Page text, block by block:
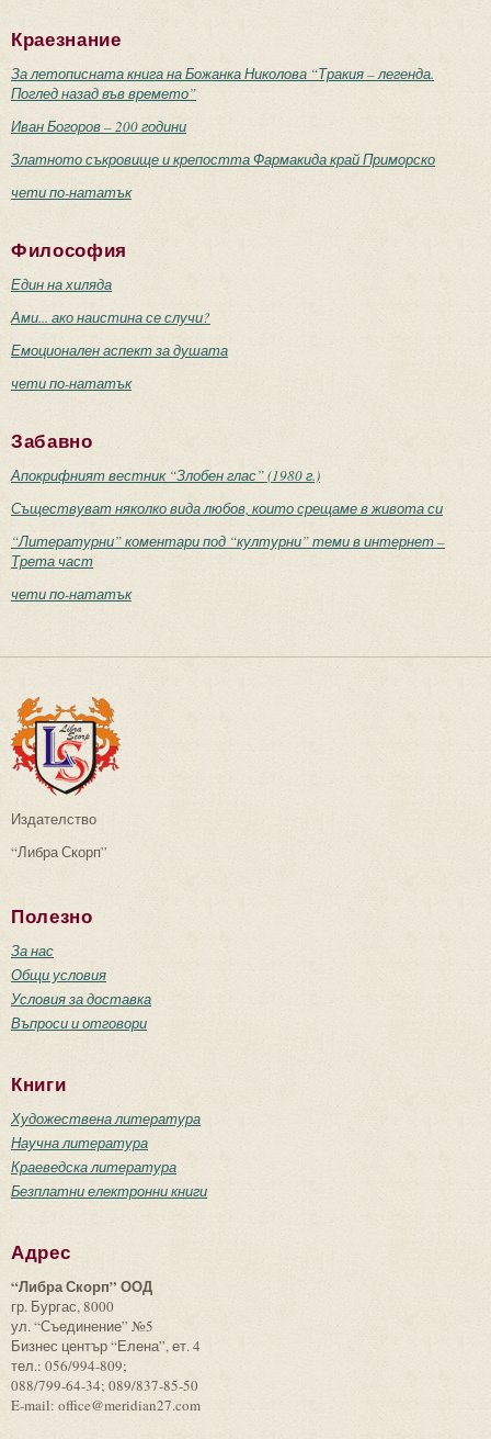
Краезнание
За летописната книга на Божанка Николова “Тракия – легенда.
Поглед назад във времето”
Иван Богоров – 200 години
Златното съкровище и крепостта Фармакида край Приморско
чети по-нататък
Философия
Един на хиляда
Ами... ако наистина се случи?
Емоционален аспект за душата
чети по-нататък
Забавно
Апокрифният вестник “Злобен глас” (1980 г.)
Съществуват няколко вида любов, които срещаме в живота си
“Литературни” коментари под “културни” теми в интернет –
Трета част
чети по-нататък
Издателство
“Либра Скорп”
Полезно
За нас
Общи условия
Условия за доставка
Въпроси и отговори
Книги
Художествена литература
Научна литература
Краеведска литература
Безплатни електронни книги
Адрес
“Либра Скорп” ООД
гр. Бургас, 8000
ул. “Съединение” №5
Бизнес център “Елена”, ет. 4
тел.: 056/994-809;
088/799-64-34; 089/837-85-50
E-mail: office@meridian27.com